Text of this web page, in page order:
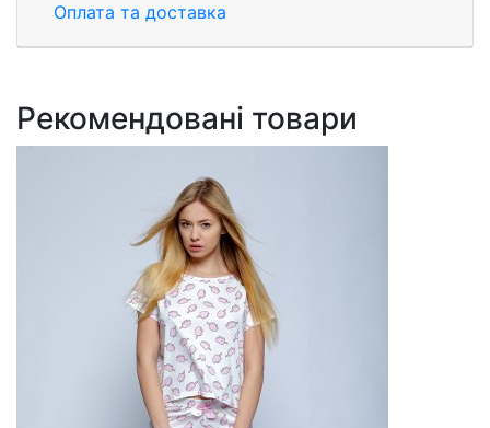
Оплата та доставка
Рекомендовані товари